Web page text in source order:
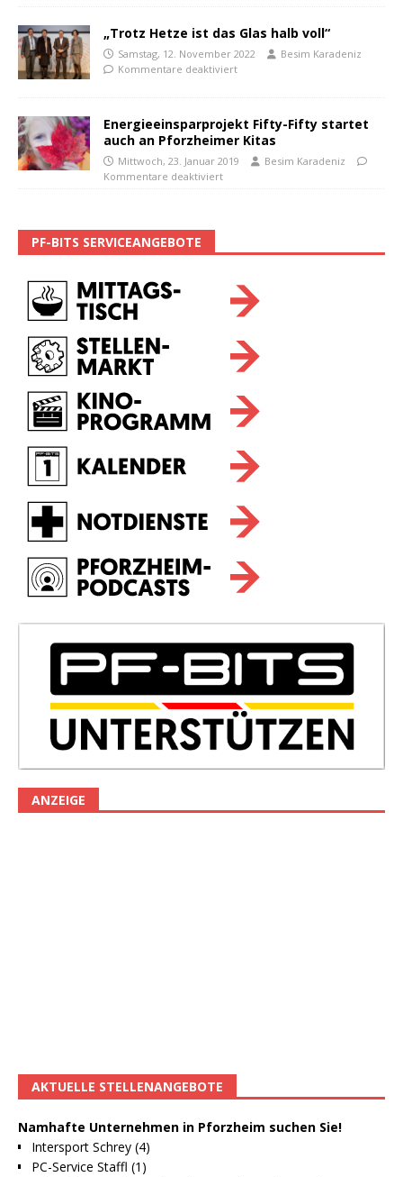
„Trotz Hetze ist das Glas halb voll“
Samstag, 12. November 2022
Besim Karadeniz
Kommentare deaktiviert
Energieeinsparprojekt Fifty-Fifty startet
auch an Pforzheimer Kitas
Mittwoch, 23. Januar 2019
Besim Karadeniz
Kommentare deaktiviert
PF-BITS SERVICEANGEBOTE
ANZEIGE
AKTUELLE STELLENANGEBOTE
Namhafte Unternehmen in Pforzheim suchen Sie!
Intersport Schrey (4)
PC-Service Staffl (1)